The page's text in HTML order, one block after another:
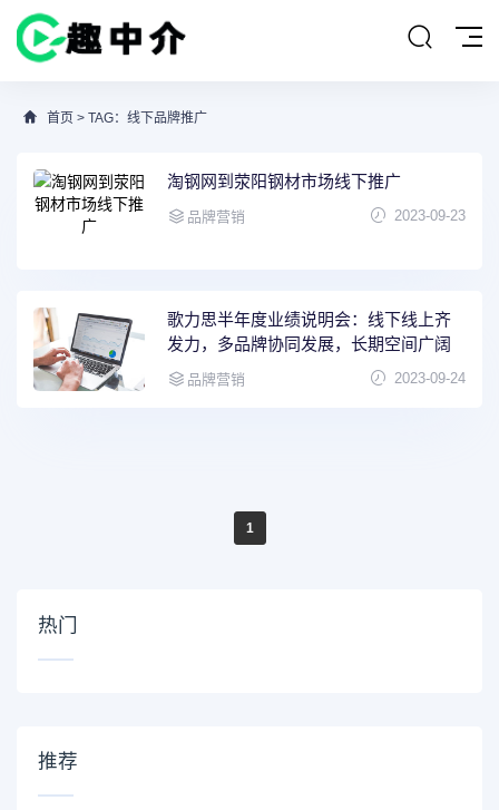
首页 > TAG：线下品牌推广
淘钢网到荥阳钢材市场线下推广
品牌营销 2023-09-23
歌力思半年度业绩说明会：线下线上齐
发力，多品牌协同发展，长期空间广阔
品牌营销 2023-09-24
1
热门
推荐